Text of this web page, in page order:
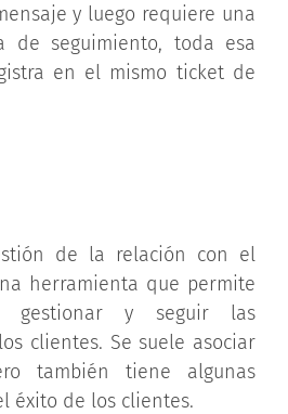
y luego requiere una
de seguimiento, toda esa
en el mismo ticket de
de la relación con el
herramienta que permite
gestionar y seguir las
clientes. Se suele asociar
también tiene algunas
éxito de los clientes.